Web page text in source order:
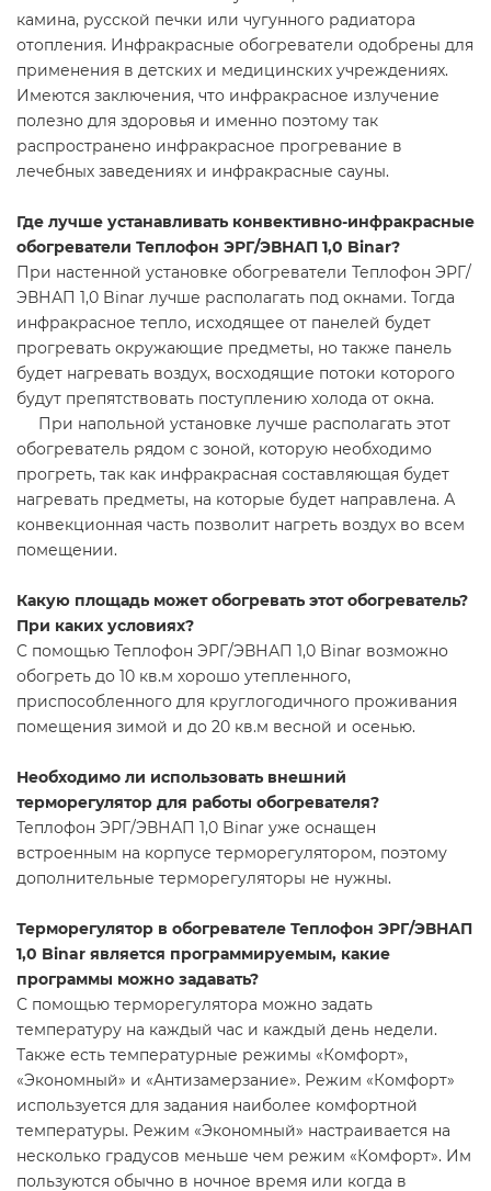
камина, русской печки или чугунного радиатора
отопления. Инфракрасные обогреватели одобрены для
применения в детских и медицинских учреждениях.
Имеются заключения, что инфракрасное излучение
полезно для здоровья и именно поэтому так
распространено инфракрасное прогревание в
лечебных заведениях и инфракрасные сауны.
Где лучше устанавливать конвективно-инфракрасные
обогреватели Теплофон ЭРГ/ЭВНАП 1,0 Binar?
При настенной установке обогреватели Теплофон ЭРГ/
ЭВНАП 1,0 Binar лучше располагать под окнами. Тогда
инфракрасное тепло, исходящее от панелей будет
прогревать окружающие предметы, но также панель
будет нагревать воздух, восходящие потоки которого
будут препятствовать поступлению холода от окна.
При напольной установке лучше располагать этот
обогреватель рядом с зоной, которую необходимо
прогреть, так как инфракрасная составляющая будет
нагревать предметы, на которые будет направлена. А
конвекционная часть позволит нагреть воздух во всем
помещении.
Какую площадь может обогревать этот обогреватель?
При каких условиях?
C помощью Теплофон ЭРГ/ЭВНАП 1,0 Binar возможно
обогреть до 10 кв.м хорошо утепленного,
приспособленного для круглогодичного проживания
помещения зимой и до 20 кв.м весной и осенью.
Необходимо ли использовать внешний
терморегулятор для работы обогревателя?
Теплофон ЭРГ/ЭВНАП 1,0 Binar уже оснащен
встроенным на корпусе терморегулятором, поэтому
дополнительные терморегуляторы не нужны.
Терморегулятор в обогревателе Теплофон ЭРГ/ЭВНАП
1,0 Binar является программируемым, какие
программы можно задавать?
С помощью терморегулятора можно задать
температуру на каждый час и каждый день недели.
Также есть температурные режимы «Комфорт»,
«Экономный» и «Антизамерзание». Режим «Комфорт»
используется для задания наиболее комфортной
температуры. Режим «Экономный» настраивается на
несколько градусов меньше чем режим «Комфорт». Им
пользуются обычно в ночное время или когда в